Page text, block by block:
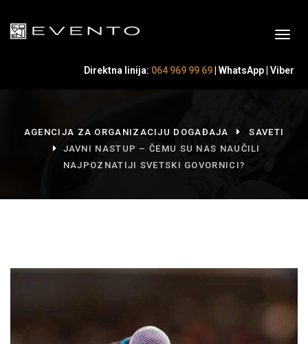
Direktna linija: 064 969 99 69 WhatsApp Viber
AGENCIJA ZA ORGANIZACIJU DOGAĐAJA
SAVETI
JAVNI NASTUP – ČEMU SU NAS NAUČILI
NAJPOZNATIJI SVETSKI GOVORNICI?